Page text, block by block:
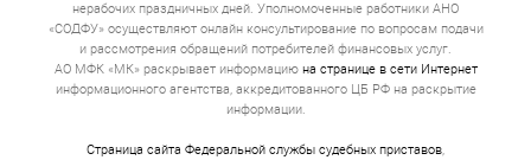
нерабочих праздничных дней. Уполномоченные работники АНО
«СОДФУ» осуществляют онлайн консультирование по вопросам подачи
и рассмотрения обращений потребителей финансовых услуг.
АО МФК «МК» раскрывает информацию на странице в сети Интернет
информационного агентства, аккредитованного ЦБ РФ на раскрытие
информации.
Страница сайта Федеральной службы судебных приставов,